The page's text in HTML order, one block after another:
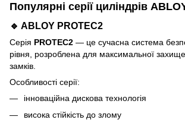
Популярні серії циліндрів
🔹 ABLOY PROTEC2
Серія PROTEC2 — це сучасна система
рівня, розроблена для максимальної
замків.
Особливості серії:
інноваційна дискова технологія
висока стійкість до злому